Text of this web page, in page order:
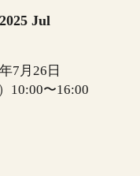
Jul
7月26日
）10:00〜16:00